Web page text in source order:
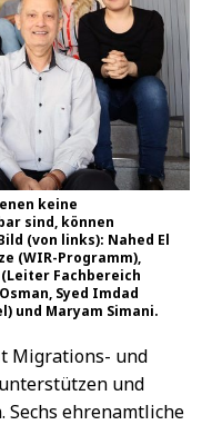
keine
sind, können
(von links): Nahed El
(WIR-Programm),
Fachbereich
Syed Imdad
und Maryam Simani.
Migrations- und
und
ehrenamtliche